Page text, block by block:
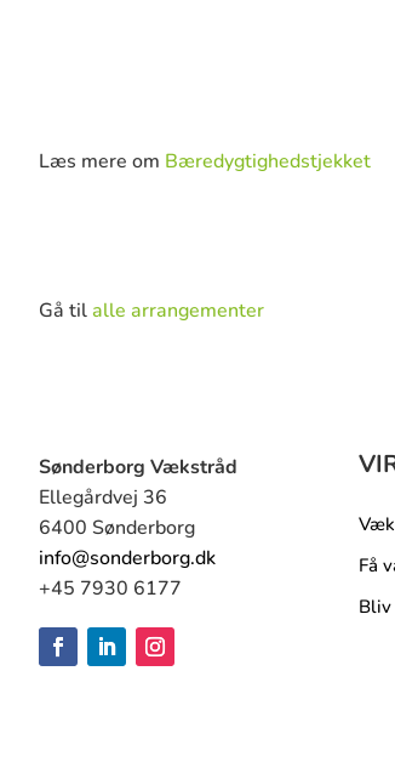
Læs mere om Bæredygtighedstjekket
Gå tilalle arrangementer
Sønderborg Vækstråd
Ellegårdvej 36
6400 Sønderborg
info@sonderborg.dk
+45 7930 6177
Få
Bliv